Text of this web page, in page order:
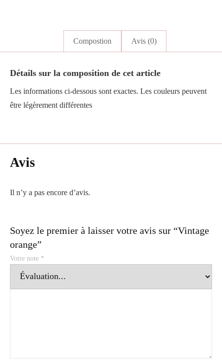
Compostion Avis (0)
Détails sur la composition de cet article
Les informations ci-dessous sont exactes. Les couleurs peuvent
être légèrement différentes
Avis
Il n’y a pas encore d’avis.
Soyez le premier à laisser votre avis sur “Vintage
orange”
Votre note *